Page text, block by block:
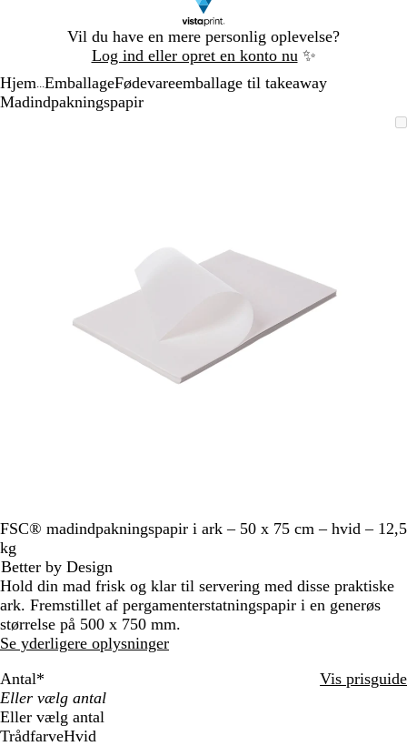
Vil du have en mere personlig oplevelse?
Log ind eller opret en konto nu ✨
1
Hjem EmballageFødevareemballage til takeaway
Madindpakningspapir
zoome
panorere
FSC® madindpakningspapir i ark – 50 x 75 cm – hvid – 12,5
kg
Better by Design
Hold din mad frisk og klar til servering med disse praktiske
ark. Fremstillet af pergamenterstatningspapir i en generøs
størrelse på 500 x 750 mm.
Se yderligere oplysninger
Antal* Vis prisguide
Eller vælg antal
TrådfarveHvid